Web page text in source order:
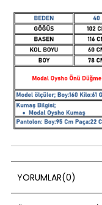
YORUMLAR(0)